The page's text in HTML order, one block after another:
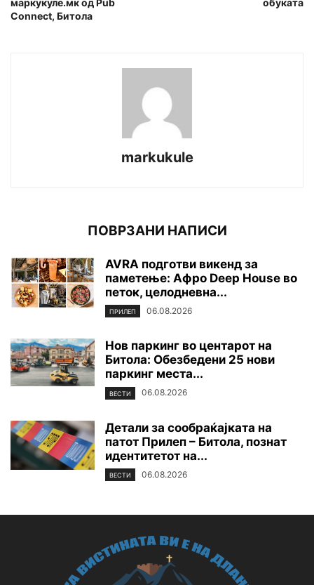
маркукуле.мк од Pub
Connect, Битола
обуката
markukule
ПОВРЗАНИ НАПИСИ
AVRA подготви викенд за
паметење: Афро Deep House во
петок, целодневна...
ПРИЛЕП 06.08.2026
Нов паркинг во центарот на
Битола: Обезбедени 25 нови
паркинг места...
ВЕСТИ 06.08.2026
Детали за сообраќајката на
патот Прилеп – Битола, познат
идентитетот на...
ВЕСТИ 06.08.2026